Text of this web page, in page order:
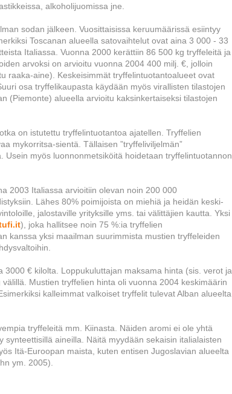
alkoholijuomissa jne.
sodan jälkeen. Vuosittaisissa keruumäärissä esiintyy
Toscanan alueella satovaihtelut ovat aina 3 000 - 33
Italiassa. Vuonna 2000 kerättiin 86 500 kg tryffeleitä ja
arvoksi on arvioitu vuonna 2004 400 milj. €, jolloin
raaka-aine). Keskeisimmät tryffelintuotantoalueet ovat
osa tryffelikaupasta käydään myös virallisten tilastojen
(Piemonte) alueella arvioitu kaksinkertaiseksi tilastojen
on istutettu tryffelintuotantoa ajatellen. Tryffelien
mykorritsa-sientä. Tällaisen ”tryffeliviljelmän”
myös luonnonmetsiköitä hoidetaan tryffelintuotannon
2003 Italiassa arvioitiin olevan noin 200 000
Lähes 80% poimijoista on miehiä ja heidän keski-
jalostaville yrityksille yms. tai välittäjien kautta. Yksi
), joka hallitsee noin 75 %:ia tryffelien
kanssa yksi maailman suurimmista mustien tryffeleiden
€ kilolta. Loppukuluttajan maksama hinta (sis. verot ja
Mustien tryffelien hinta oli vuonna 2004 keskimäärin
kalleimmat valkoiset tryffelit tulevat Alban alueelta
tryffeleitä mm. Kiinasta. Näiden aromi ei ole yhtä
aineilla. Näitä myydään sekaisin italialaisten
Itä-Euroopan maista, kuten entisen Jugoslavian alueelta
ym. 2005).